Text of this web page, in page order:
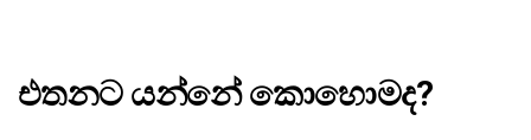
එතනට යන්නේ කොහොමද?